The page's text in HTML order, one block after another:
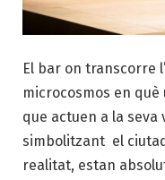
El bar on transcorre
microcosmos en
que actuen a la
simbolitzant el
realitat, estan